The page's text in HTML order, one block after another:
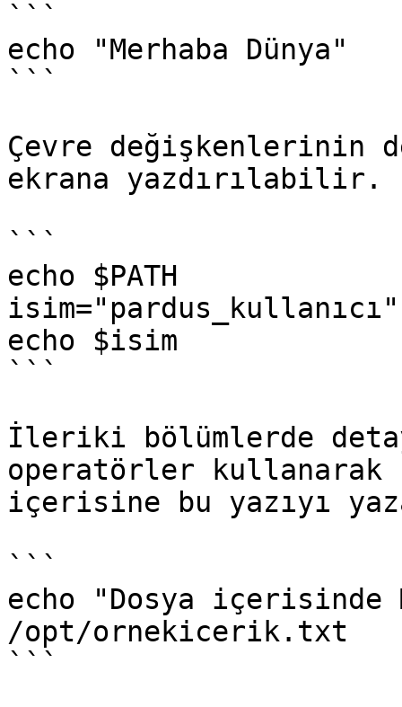
```
echo "Merhaba Dünya"
```
Çevre değişkenlerinin
ekrana yazdırılabilir.
```
echo $PATH
isim="pardus_kullanıcı"
echo $isim
```
İleriki bölümlerde
operatörler kullanarak
içerisine bu yazıyı
```
echo "Dosya içerisinde
/opt/ornekicerik.txt
```